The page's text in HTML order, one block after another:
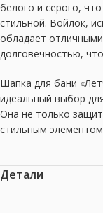
белого и серого,
стильной. Войлок,
обладает
долговечностью,
Шапка для бани
идеальный выбор
Она не только
стильным
Детали